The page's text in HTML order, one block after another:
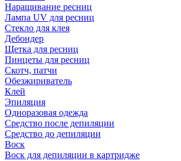
Наращивание ресниц
Лампа UV для ресниц
Стекло для клея
Дебондер
Щетка для ресниц
Пинцеты для ресниц
Скотч, патчи
Обезжириватель
Клей
Эпиляция
Одноразовая одежда
Средство после депиляции
Средство до депиляции
Воск
Воск для депиляции в картридже